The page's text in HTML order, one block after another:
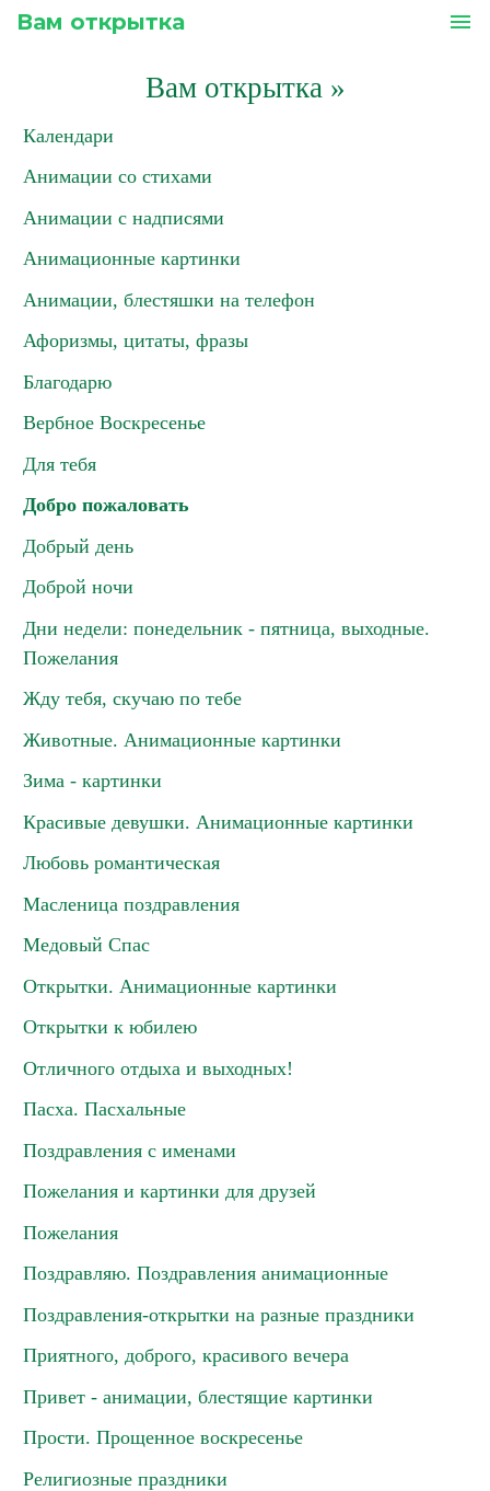
Вам открытка menu
Вам открытка»
Календари
Анимации со стихами
Анимации с надписями
Анимационные картинки
Анимации, блестяшки на телефон
Афоризмы, цитаты, фразы
Благодарю
Вербное Воскресенье
Для тебя
Добро пожаловать
Добрый день
Доброй ночи
Дни недели: понедельник - пятница, выходные.
Пожелания
Жду тебя, скучаю по тебе
Животные. Анимационные картинки
Зима - картинки
Красивые девушки. Анимационные картинки
Любовь романтическая
Масленица поздравления
Медовый Спас
Открытки. Анимационные картинки
Открытки к юбилею
Отличного отдыха и выходных!
Пасха. Пасхальные
Поздравления с именами
Пожелания и картинки для друзей
Пожелания
Поздравляю. Поздравления анимационные
Поздравления-открытки на разные праздники
Приятного, доброго, красивого вечера
Привет - анимации, блестящие картинки
Прости. Прощенное воскресенье
Религиозные праздники